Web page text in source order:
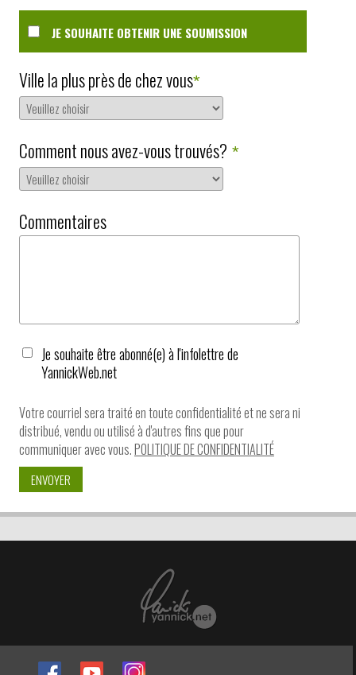
JE SOUHAITE OBTENIR UNE SOUMISSION
Ville la plus près de chez vous*
Comment nous avez-vous trouvés? *
Commentaires
Je souhaite être abonné(e) à l'infolettre de
YannickWeb.net
Votre courriel sera traité en toute confidentialité et ne sera ni
distribué, vendu ou utilisé à d'autres fins que pour
communiquer avec vous.POLITIQUE DE CONFIDENTIALITÉ